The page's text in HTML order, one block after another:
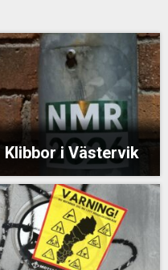
Klibbor i Västervik